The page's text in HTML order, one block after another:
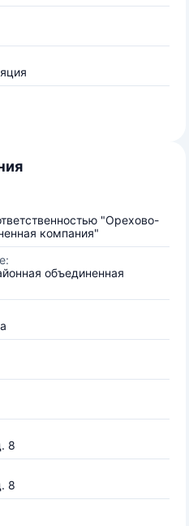
"Орехово-
компания"
объединенная
8
8